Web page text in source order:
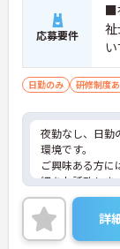
応募要件
■
祉
日勤のみ 研修制度
夜勤なし、日勤
環境です。
ご興味ある方に
細をお話致しま
詳